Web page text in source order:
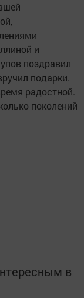
и
поздравил
подарки.
радостной.
поколений
в